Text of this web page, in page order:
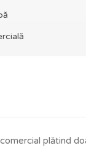
plătind